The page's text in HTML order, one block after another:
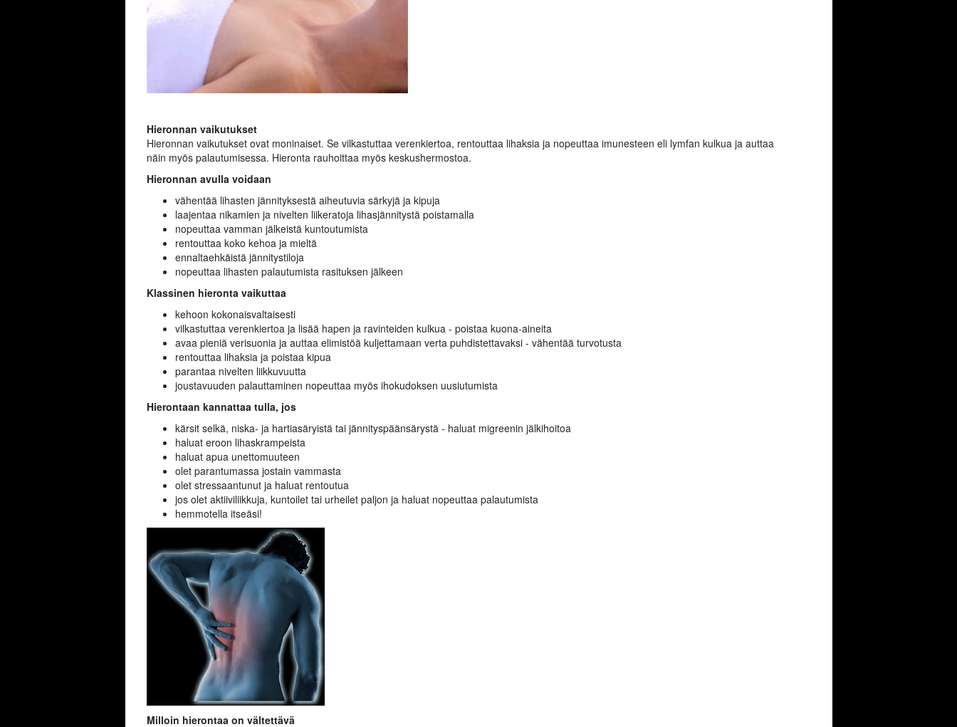
Hieronnan vaikutukset
Hieronnan vaikutukset ovat moninaiset. Se vilkastuttaa verenkiertoa, rentouttaa lihaksia ja nopeuttaa imunesteen eli lymfan kulkua ja auttaa
näin myös palautumisessa. Hieronta rauhoittaa myös keskushermostoa.
Hieronnan avulla voidaan
vähentää lihasten jännityksestä aiheutuvia särkyjä ja kipuja
laajentaa nikamien ja nivelten liikeratoja lihasjännitystä poistamalla
nopeuttaa vamman jälkeistä kuntoutumista
rentouttaa koko kehoa ja mieltä
ennaltaehkäistä jännitystiloja
nopeuttaa lihasten palautumista rasituksen jälkeen
Klassinen hieronta vaikuttaa
kehoon kokonaisvaltaisesti
vilkastuttaa verenkiertoa ja lisää hapen ja ravinteiden kulkua - poistaa kuona-aineita
avaa pieniä verisuonia ja auttaa elimistöä kuljettamaan verta puhdistettavaksi - vähentää turvotusta
rentouttaa lihaksia ja poistaa kipua
parantaa nivelten liikkuvuutta
joustavuuden palauttaminen nopeuttaa myös ihokudoksen uusiutumista
Hierontaan kannattaa tulla, jos
kärsit selkä, niska- ja hartiasäryistä tai jännityspäänsärystä - haluat migreenin jälkihoitoa
haluat eroon lihaskrampeista
haluat apua unettomuuteen
olet parantumassa jostain vammasta
olet stressaantunut ja haluat rentoutua
jos olet aktiiviliikkuja, kuntoilet tai urheilet paljon ja haluat nopeuttaa palautumista
hemmotella itseäsi!
Milloin hierontaa on vältettävä